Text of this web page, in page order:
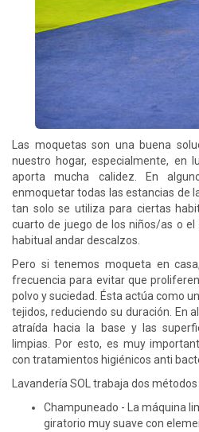
Las moquetas son una buena
nuestro hogar, especialmente, en
aporta mucha calidez. En
enmoquetar todas las estancias de
tan solo se utiliza para ciertas
cuarto de juego de los niños/as o
habitual andar descalzos.
Pero si tenemos moqueta en
frecuencia para evitar que
polvo y suciedad. Ésta actúa como
tejidos, reduciendo su duración. En
atraída hacia la base y las
limpias. Por esto, es muy
con tratamientos higiénicos anti
Lavandería SOL trabaja dos
Champuneado - La máquina
giratorio muy suave con